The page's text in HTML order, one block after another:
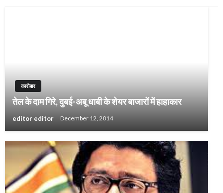
कारोबार
तेल के दाम गिरे, दुबई-अबू धाबी के शेयर बाजारों में हाहाकार
editor editor December 12, 2014